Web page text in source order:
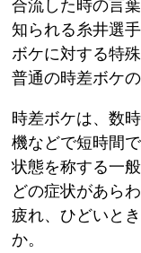
合流した時の言
知られる糸井選
ボケに対する特
普通の時差ボケの
時差ボケは、数
機などで短時間
状態を称する一
どの症状があら
疲れ、ひどいと
か。